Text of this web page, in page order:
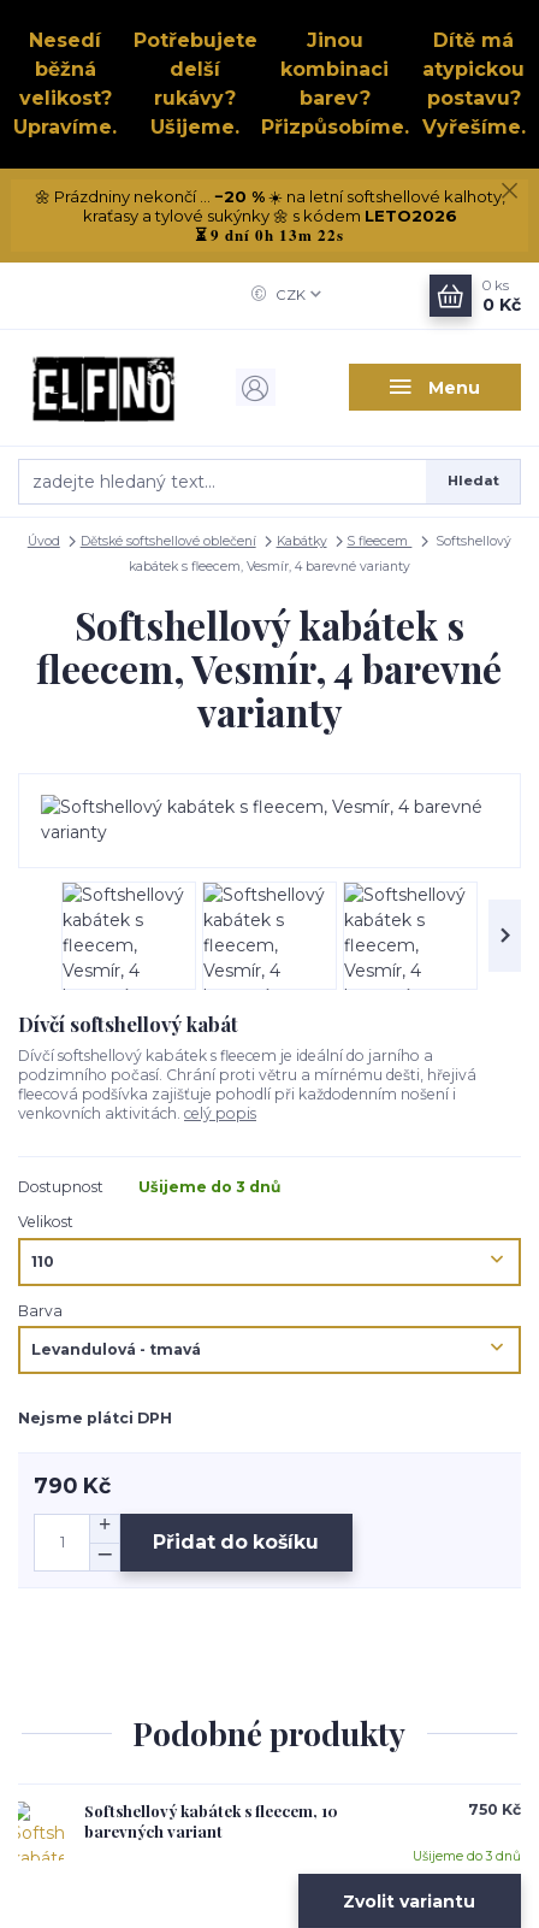
Nesedí
běžná
velikost?
Upravíme.
Potřebujete
delší
rukávy?
Ušijeme.
Jinou
kombinaci
barev?
Přizpůsobíme.
Dítě má
atypickou
postavu?
Vyřešíme.
🌼 Prázdniny nekončí ... −20 %☀️ na letní softshellové kalhoty,
kraťasy a tylové sukýnky 🌼 s kódem LETO2026
⏳9 dní 0h 13m 22s
Menu
CZK
Hledat
0 ks
0 Kč
Úvod Dětské softshellové oblečení Kabátky S fleecem
Softshellový
kabátek s fleecem, Vesmír, 4 barevné varianty
Softshellový kabátek s
fleecem, Vesmír, 4 barevné
varianty
Dívčí softshellový kabát
Dívčí softshellový kabátek s fleecem je ideální do jarního a
podzimního počasí. Chrání proti větru a mírnému dešti, hřejivá
fleecová podšívka zajišťuje pohodlí při každodenním nošení i
venkovních aktivitách. celý popis
Dostupnost
Ušijeme do 3 dnů
Velikost
Barva
Nejsme plátci DPH
790 Kč
Přidat do košíku
Podobné produkty
Softshellový kabátek s fleecem, 10
barevných variant
750 Kč
Ušijeme do 3 dnů
Zvolit variantu